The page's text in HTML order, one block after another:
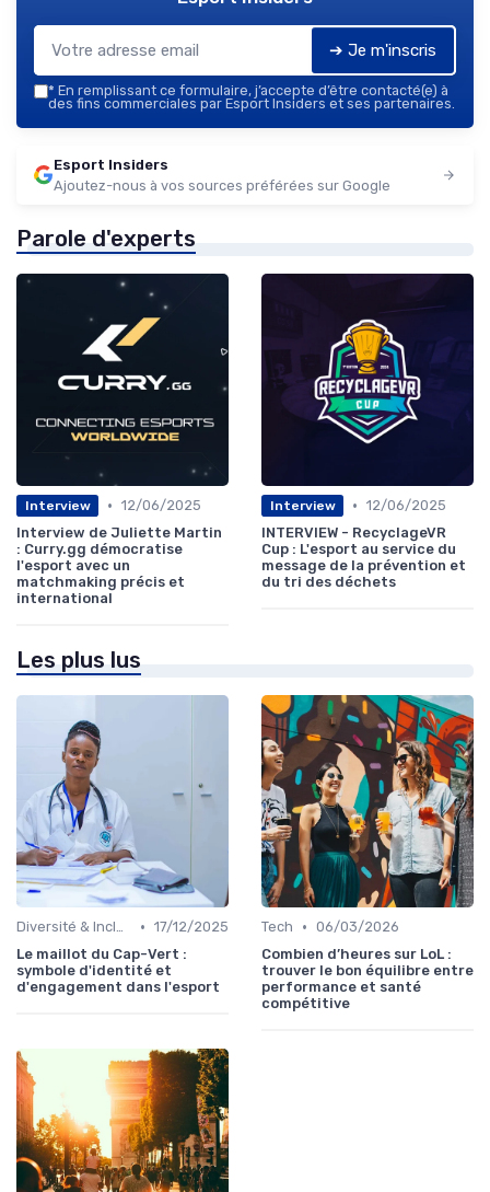
➔ Je m'inscris
* En remplissant ce formulaire, j’accepte d’être contacté(e) à
des fins commerciales par Esport Insiders et ses partenaires.
Esport Insiders
Ajoutez-nous à vos sources préférées sur Google
Parole d'experts
Interview • 12/06/2025
Interview de Juliette Martin
: Curry.gg démocratise
l'esport avec un
matchmaking précis et
international
Interview • 12/06/2025
INTERVIEW - RecyclageVR
Cup : L'esport au service du
message de la prévention et
du tri des déchets
Les plus lus
Diversité & Inclusion • 17/12/2025
Le maillot du Cap-Vert :
symbole d'identité et
d'engagement dans l'esport
Tech • 06/03/2026
Combien d’heures sur LoL :
trouver le bon équilibre entre
performance et santé
compétitive